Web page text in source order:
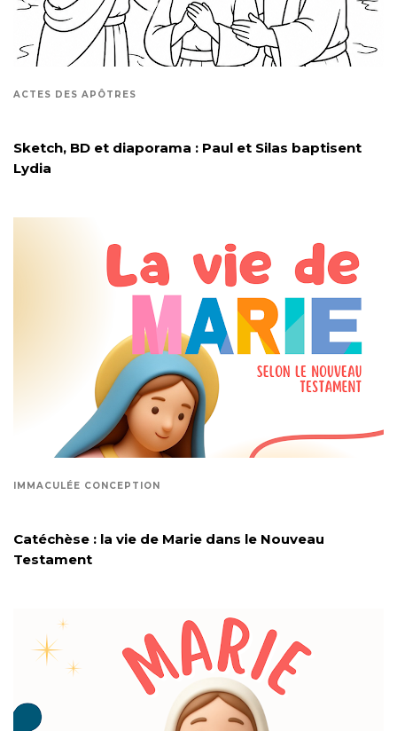
ACTES DES APÔTRES
Sketch, BD et diaporama : Paul et Silas baptisent
Lydia
IMMACULÉE CONCEPTION
Catéchèse : la vie de Marie dans le Nouveau
Testament